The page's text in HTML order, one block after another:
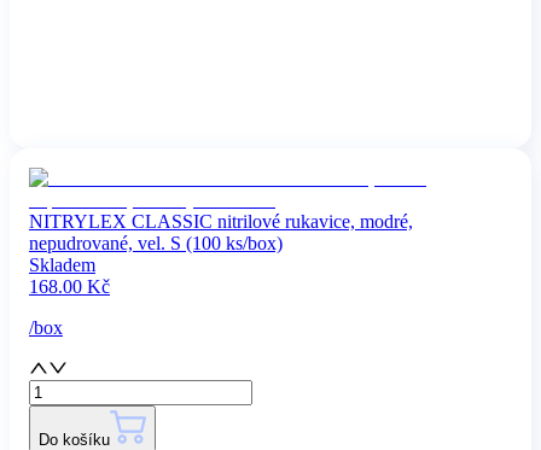
NITRYLEX CLASSIC nitrilové rukavice, modré,
nepudrované, vel. S (100 ks/box)
Skladem
168.00 Kč
/box
Do košíku